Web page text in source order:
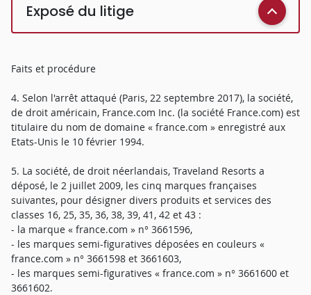
Exposé du litige
Faits et procédure
4. Selon l'arrêt attaqué (Paris, 22 septembre 2017), la société,
de droit américain, France.com Inc. (la société France.com) est
titulaire du nom de domaine « france.com » enregistré aux
Etats-Unis le 10 février 1994.
5. La société, de droit néerlandais, Traveland Resorts a
déposé, le 2 juillet 2009, les cinq marques françaises
suivantes, pour désigner divers produits et services des
classes 16, 25, 35, 36, 38, 39, 41, 42 et 43 :
- la marque « france.com » n° 3661596,
- les marques semi-figuratives déposées en couleurs «
france.com » n° 3661598 et 3661603,
- les marques semi-figuratives « france.com » n° 3661600 et
3661602.